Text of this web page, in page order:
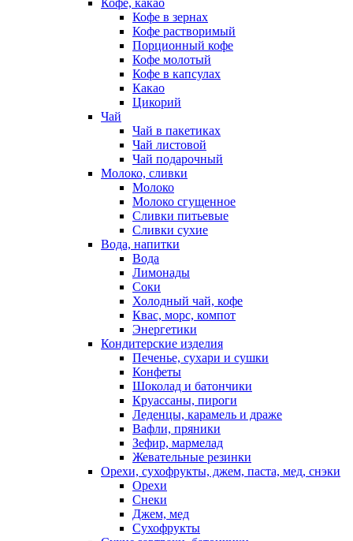
Кофе, какао
Кофе в зернах
Кофе растворимый
Порционный кофе
Кофе молотый
Кофе в капсулах
Какао
Цикорий
Чай
Чай в пакетиках
Чай листовой
Чай подарочный
Молоко, сливки
Молоко
Молоко сгущенное
Сливки питьевые
Сливки сухие
Вода, напитки
Вода
Лимонады
Соки
Холодный чай, кофе
Квас, морс, компот
Энергетики
Кондитерские изделия
Печенье, сухари и сушки
Конфеты
Шоколад и батончики
Круассаны, пироги
Леденцы, карамель и драже
Вафли, пряники
Зефир, мармелад
Жевательные резинки
Орехи, сухофрукты, джем, паста, мед, снэки
Орехи
Снеки
Джем, мед
Сухофрукты